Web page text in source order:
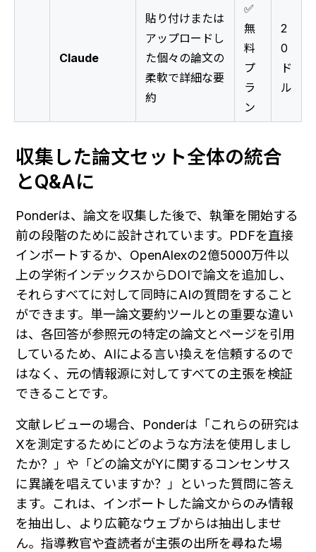
Claude
貼り付けまたは
アップロードし
た個々の論文の
柔軟で詳細な要
約
✅
無
料
プ
ラ
ン
2
0
ド
ル
収集した論文セット全体の統合
とQ&Aに
Ponderは、論文を収集した後で、執筆を開始する
前の段階のために設計されています。PDFを直接
インポートするか、OpenAlexの2億5000万件以
上の学術インデックスからDOIで論文を追加し、
それらすべてに対して同時にAIの質問をすること
ができます。単一論文要約ツールとの重要な違い
は、各回答が参照元の特定の論文とページを引用
しているため、AIによる言い換えを信頼するので
はなく、元の情報源に対してすべての主張を検証
できることです。
文献レビューの場合、Ponderは「これらの研究は
Xを測定するためにどのような方法を使用しまし
たか？」や「どの論文がYに関するコンセンサス
に異議を唱えていますか？」といった質問に答え
ます。これは、インポートした論文からのみ情報
を抽出し、より広範なウェブからは抽出しませ
ん。指導教官や査読者が主張の出所を尋ねた場